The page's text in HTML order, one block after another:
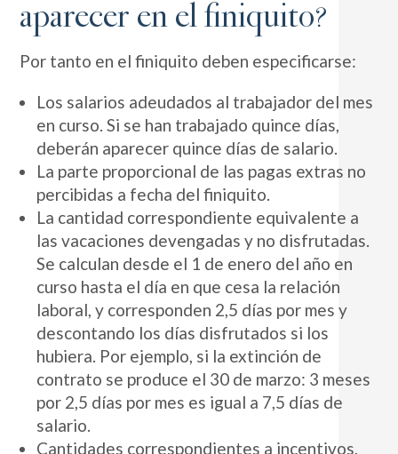
aparecer en el finiquito?
Por tanto en el finiquito deben especificarse:
Los salarios adeudados al trabajador del mes
en curso. Si se han trabajado quince días,
deberán aparecer quince días de salario.
La parte proporcional de las pagas extras no
percibidas a fecha del finiquito.
La cantidad correspondiente equivalente a
las vacaciones devengadas y no disfrutadas.
Se calculan desde el 1 de enero del año en
curso hasta el día en que cesa la relación
laboral, y corresponden 2,5 días por mes y
descontando los días disfrutados si los
hubiera. Por ejemplo, si la extinción de
contrato se produce el 30 de marzo: 3 meses
por 2,5 días por mes es igual a 7,5 días de
salario.
Cantidades correspondientes a incentivos,